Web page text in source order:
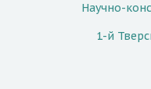
Научно-
1-й